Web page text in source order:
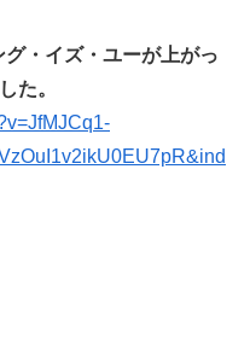
・イズ・ユーが上がっ
た。